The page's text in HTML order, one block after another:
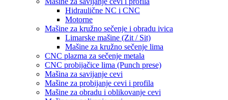
Hidraulične NC i CNC
Motorne
Mašine za kružno sečenje i obradu ivica
Limarske mašine (Zit / Sit)
Mašine za kružno sečenje lima
CNC plazma za sečenje metala
CNC probijačice lima (Punch prese)
Mašina za savijanje cevi
Mašine za probijanje cevi i profila
Mašine za obradu i oblikovanje cevi